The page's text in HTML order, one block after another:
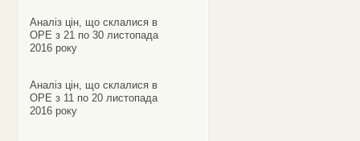
Аналіз цін, що склалися в
ОРЕ з 21 по 30 листопада
2016 року
Аналіз цін, що склалися в
ОРЕ з 11 по 20 листопада
2016 року